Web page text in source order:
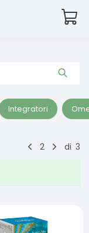
Integratori
2 di 3